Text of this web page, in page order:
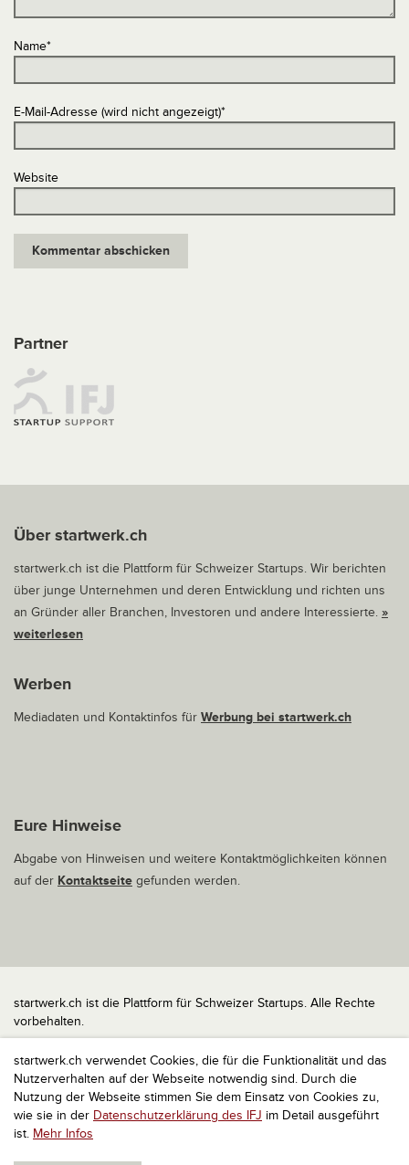
startwerk.ch verwendet Cookies, die für die Funktionalität und das
Nutzerverhalten auf der Webseite notwendig sind. Durch die
Nutzung der Webseite stimmen Sie dem Einsatz von Cookies zu,
wie sie in der Datenschutzerklärung des IFJ im Detail ausgeführt
ist. Mehr Infos
Name*
E-Mail-Adresse (wird nicht angezeigt)*
Website
Partner
Über startwerk.ch
startwerk.ch ist die Plattform für Schweizer Startups. Wir berichten
über junge Unternehmen und deren Entwicklung und richten uns
an Gründer aller Branchen, Investoren und andere Interessierte. »
weiterlesen
Werben
Mediadaten und Kontaktinfos für Werbung bei startwerk.ch
Eure Hinweise
Abgabe von Hinweisen und weitere Kontaktmöglichkeiten können
auf der Kontaktseite gefunden werden.
startwerk.ch ist die Plattform für Schweizer Startups. Alle Rechte
vorbehalten.
Impressum
Kontakt
nach oben